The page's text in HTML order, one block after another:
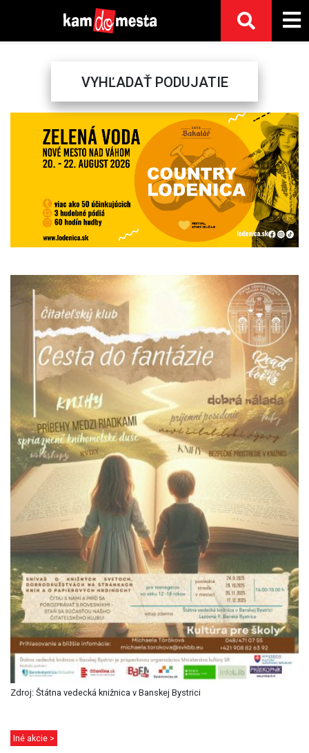
VYHĽADAŤ PODUJATIE
Next
Zdroj: Štátna vedecká knižnica v Banskej Bystrici
Iné akcie >